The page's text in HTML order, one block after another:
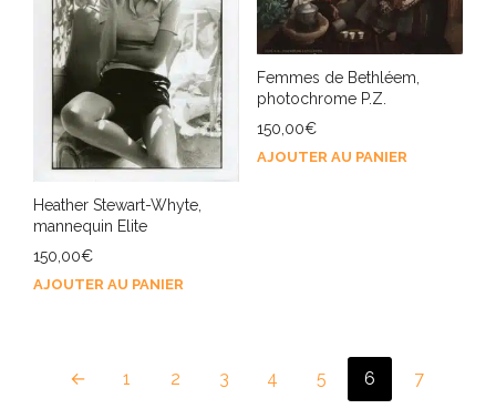
Heather Stewart-Whyte,
mannequin Elite
150,00€
AJOUTER AU PANIER
Femmes de Bethléem,
photochrome P.Z.
150,00€
AJOUTER AU PANIER
← 1 2 3 4 5 6 7